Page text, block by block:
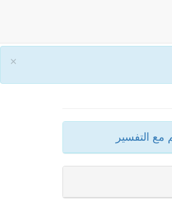
×
مع التفسير